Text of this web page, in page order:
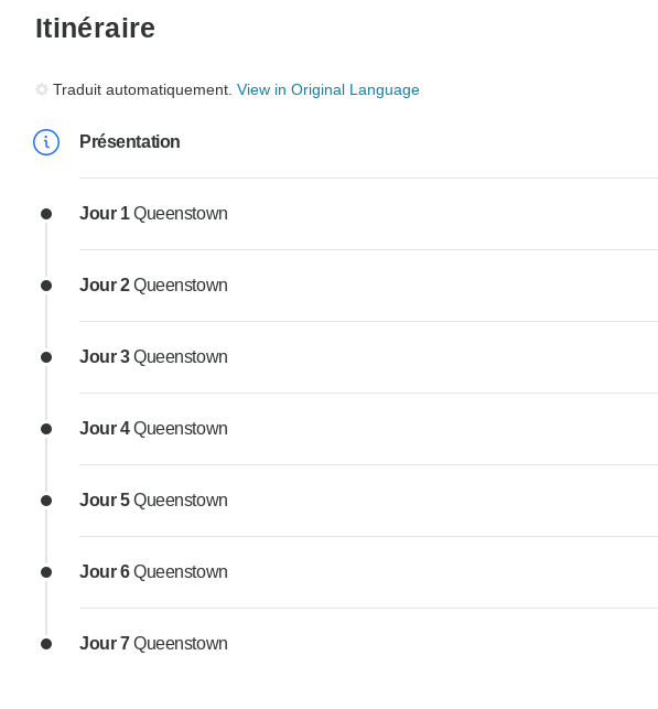
Itinéraire
Traduit automatiquement. View in Original Language
Présentation
Jour 1Queenstown
Jour 2Queenstown
Jour 3Queenstown
Jour 4Queenstown
Jour 5Queenstown
Jour 6Queenstown
Jour 7Queenstown